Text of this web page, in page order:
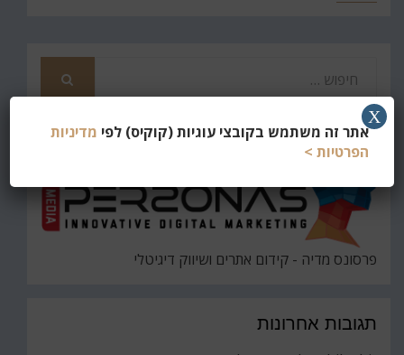
חיפוש
פרסונס מדיה - קידום אתרים ושיווק דיגיטלי
תגובות אחרונות
אתר זה משתמש בקובצי עוגיות (קוקיס) לפי מדיניות
הפרטיות >
X